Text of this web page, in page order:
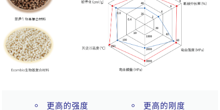
更高的强度
更高的刚度